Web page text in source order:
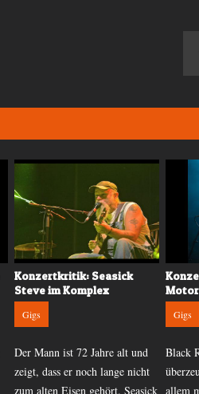
Konzertkritik: Seasick
Steve im Komplex
Gigs
Der Mann ist 72 Jahre alt und
zeigt, dass er noch lange nicht
zum alten Eisen gehört. Seasick
Gigs
Black
allem